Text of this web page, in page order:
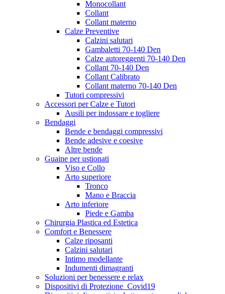
Monocollant
Collant
Collant materno
Calze Preventive
Calzini salutari
Gambaletti 70-140 Den
Calze autoreggenti 70-140 Den
Collant 70-140 Den
Collant Calibrato
Collant materno 70-140 Den
Tutori compressivi
Accessori per Calze e Tutori
Ausili per indossare e togliere
Bendaggi
Bende e bendaggi compressivi
Bende adesive e coesive
Altre bende
Guaine per ustionati
Viso e Collo
Arto superiore
Tronco
Mano e Braccia
Arto inferiore
Piede e Gamba
Chirurgia Plastica ed Estetica
Comfort e Benessere
Calze riposanti
Calzini salutari
Intimo modellante
Indumenti dimagranti
Soluzioni per benessere e relax
Dispositivi di Protezione_Covid19